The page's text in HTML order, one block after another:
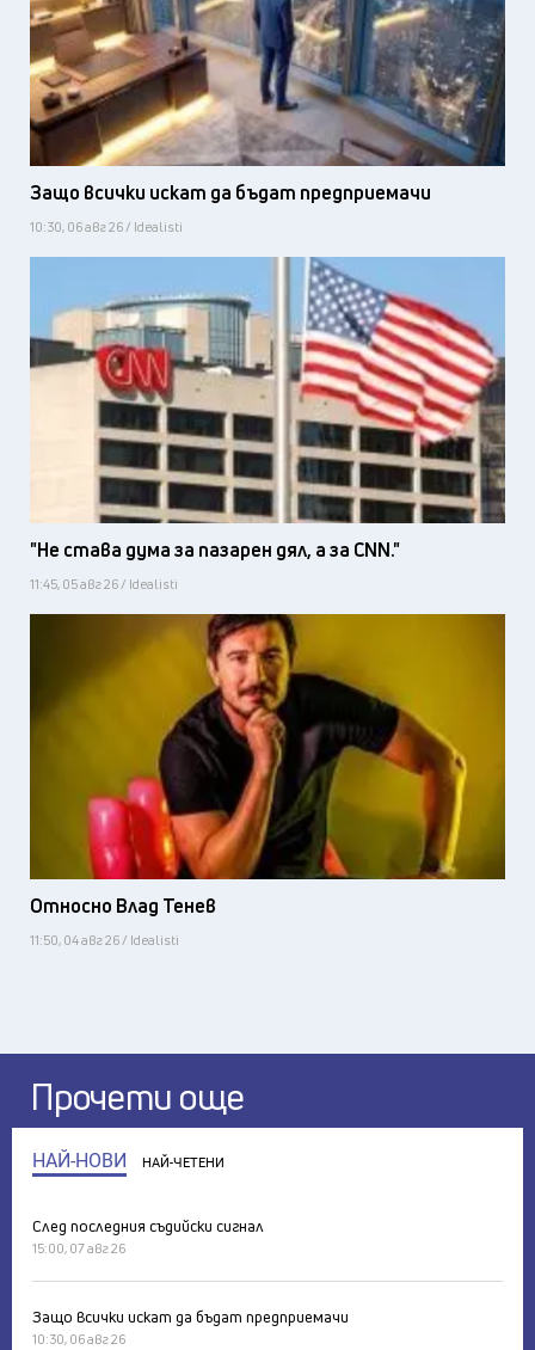
Защо всички искат да бъдат предприемачи
10:30, 06 авг 26 / Idealisti
"Не става дума за пазарен дял, а за CNN."
11:45, 05 авг 26 / Idealisti
Относно Влад Тенев
11:50, 04 авг 26 / Idealisti
Прочети още
НАЙ-НОВИ НАЙ-ЧЕТЕНИ
След последния съдийски сигнал
15:00, 07 авг 26
Защо всички искат да бъдат предприемачи
10:30, 06 авг 26